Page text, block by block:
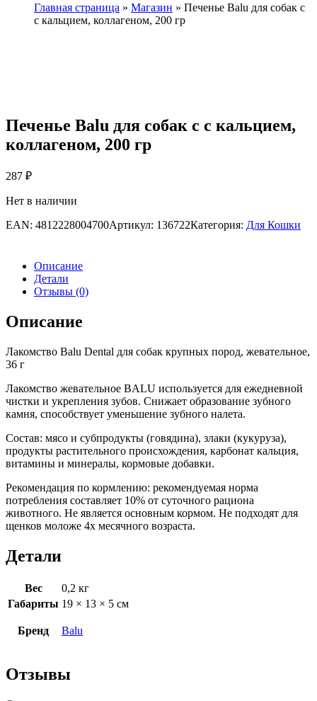
Главная страница » Магазин » Печенье Balu для собак с
с кальцием, коллагеном, 200 гр
Печенье Balu для собак с с кальцием,
коллагеном, 200 гр
287 ₽
Нет в наличии
EAN: 4812228004700Артикул: 136722Категория: Для Кошки
Описание
Детали
Отзывы (0)
Описание
Лакомство Balu Dental для собак крупных пород, жевательное,
36 г
Лакомство жевательное BALU используется для ежедневной
чистки и укрепления зубов. Снижает образование зубного
камня, способствует уменьшение зубного налета.
Состав: мясо и субпродукты (говядина), злаки (кукуруза),
продукты растительного происхождения, карбонат кальция,
витамины и минералы, кормовые добавки.
Рекомендация по кормлению: рекомендуемая норма
потребления составляет 10% от суточного рациона
животного. Не является основным кормом. Не подходят для
щенков моложе 4х месячного возраста.
Детали
Вес
0,2 кг
Габариты 19 × 13 × 5 см
Бренд Balu
Отзывы